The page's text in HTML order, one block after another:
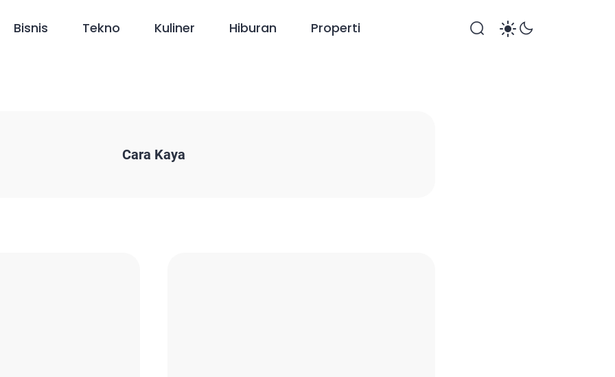
Bisnis Tekno Kuliner Hiburan Properti
Cara Kaya